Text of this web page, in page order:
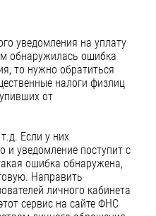
уведомления на уплату
обнаружилась ошибка
то нужно обратиться
налоги физлиц
от
Если у них
и уведомление поступит с
ошибка обнаружена,
Направить
личного кабинета
сервис на сайте ФНС